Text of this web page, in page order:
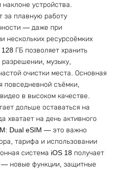
устройства.
за плавную работу
— даже при
нескольких ресурсоёмких
ГБ позволяет хранить
музыку,
очистки места. Основная
повседневной съёмки,
в высоком качестве.
дольше оставаться на
хватает на день активного
Dual eSIM — это важно
тарифа и использовании
система iOS 18 получает
— новые функции, защитные